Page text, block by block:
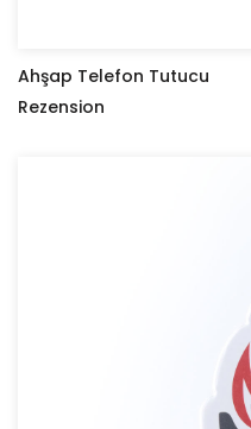
Ahşap Telefon Tutucu
Rezension